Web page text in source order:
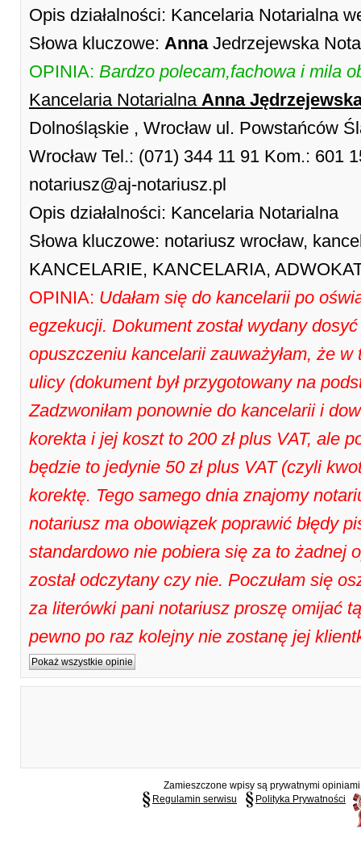
Opis działalności: Kancelaria Notarialna
Słowa kluczowe: AnnaJedrzejewska
OPINIA: Bardzo polecam,fachowa i mila
Kancelaria Notarialna Anna
Dolnośląskie , Wrocław ul. Powstańców
Wrocław Tel.: (071) 344 11 91 Kom.: 601
notariusz@aj-notariusz.pl
Opis działalności: Kancelaria Notarialna
Słowa kluczowe: notariusz wrocław,
KANCELARIE, KANCELARIA,
OPINIA: Udałam się do kancelarii po
egzekucji. Dokument został wydany
opuszczeniu kancelarii zauważyłam, że
ulicy (dokument był przygotowany na
Zadzwoniłam ponownie do kancelarii i
korekta i jej koszt to 200 zł plus VAT, ale
będzie to jedynie 50 zł plus VAT (czyli
korektę. Tego samego dnia znajomy
notariusz ma obowiązek poprawić błędy
standardowo nie pobiera się za to żadnej
został odczytany czy nie. Poczułam się
za literówki pani notariusz proszę omijać
pewno po raz kolejny nie zostanę jej
Pokaż wszystkie opinie
Zamieszczone wpisy są prywatnymi
Regulamin serwisu
Polityka Prywatności